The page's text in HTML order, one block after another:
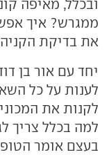
ובכלל, מאיפה
ממגרש? איך
את בדיקת
יחד עם אור בן
לענות על כל
לקנות את
למה בכלל צריך
בעצם אומר